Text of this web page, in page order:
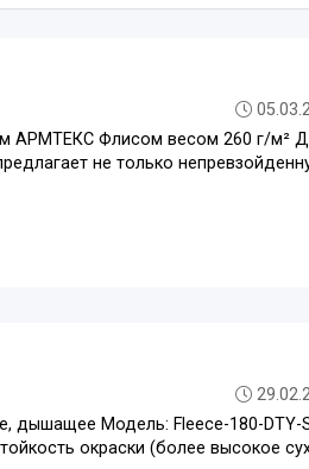
АРМТЕКС Флисом весом 260 г/м²
не только
дышащее Модель: Fleece-180-DTY-
окраски (более высокое